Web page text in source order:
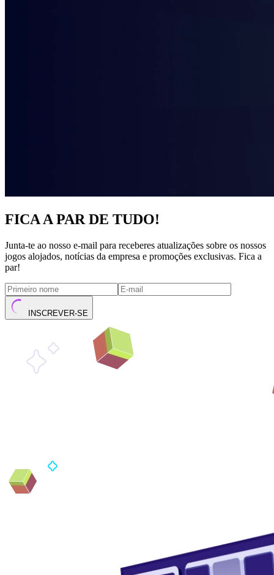
FICA A PAR DE TUDO!
Junta-te ao nosso e-mail para receberes atualizações sobre os nossos
jogos alojados, notícias da empresa e promoções exclusivas. Fica a
par!
INSCREVER-SE